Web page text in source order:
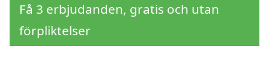
Få 3 erbjudanden, gratis och utan
förpliktelser